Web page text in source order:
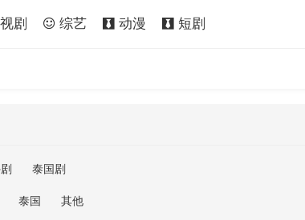
剧 综艺 动漫 短剧
泰国剧
泰国 其他